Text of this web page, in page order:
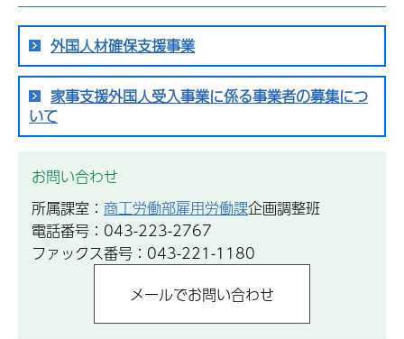
外国人材確保支援事業
家事支援外国人受入事業に係る事業者の募集につ
いて
お問い合わせ
所属課室： 商工労働部雇用労働課企画調整班
電話番号：043-223-2767
ファックス番号：043-221-1180